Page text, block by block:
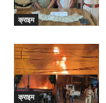
क्राइम
क्राइम